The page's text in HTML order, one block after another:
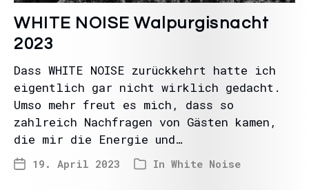
WHITE NOISE Walpurgisnacht
2023
Dass WHITE NOISE zurückkehrt hatte ich
eigentlich gar nicht wirklich gedacht.
Umso mehr freut es mich, dass so
zahlreich Nachfragen von Gästen kamen,
die mir die Energie und…
19. April 2023 In White Noise